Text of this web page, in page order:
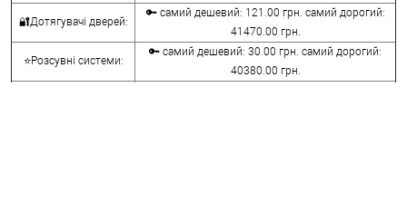
🔐Дотягувачі дверей:
🔑 самий дешевий: 121.00 грн. самий дорогий:
41470.00 грн.
⭐Розсувні системи:
🔑 самий дешевий: 30.00 грн. самий дорогий:
40380.00 грн.